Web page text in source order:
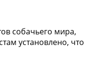
собачьего мира,
установлено, что